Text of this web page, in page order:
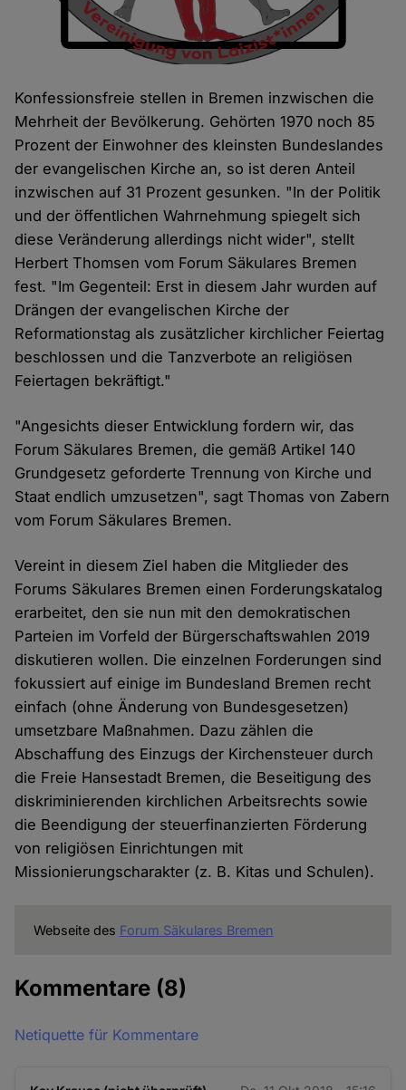
Konfessionsfreie stellen in Bremen inzwischen die
Mehrheit der Bevölkerung. Gehörten 1970 noch 85
Prozent der Einwohner des kleinsten Bundeslandes
der evangelischen Kirche an, so ist deren Anteil
inzwischen auf 31 Prozent gesunken. "In der Politik
und der öffentlichen Wahrnehmung spiegelt sich
diese Veränderung allerdings nicht wider", stellt
Herbert Thomsen vom Forum Säkulares Bremen
fest. "Im Gegenteil: Erst in diesem Jahr wurden auf
Drängen der evangelischen Kirche der
Reformationstag als zusätzlicher kirchlicher Feiertag
beschlossen und die Tanzverbote an religiösen
Feiertagen bekräftigt."
"Angesichts dieser Entwicklung fordern wir, das
Forum Säkulares Bremen, die gemäß Artikel 140
Grundgesetz geforderte Trennung von Kirche und
Staat endlich umzusetzen", sagt Thomas von Zabern
vom Forum Säkulares Bremen.
Vereint in diesem Ziel haben die Mitglieder des
Forums Säkulares Bremen einen Forderungskatalog
erarbeitet, den sie nun mit den demokratischen
Parteien im Vorfeld der Bürgerschaftswahlen 2019
diskutieren wollen. Die einzelnen Forderungen sind
fokussiert auf einige im Bundesland Bremen recht
einfach (ohne Änderung von Bundesgesetzen)
umsetzbare Maßnahmen. Dazu zählen die
Abschaffung des Einzugs der Kirchensteuer durch
die Freie Hansestadt Bremen, die Beseitigung des
diskriminierenden kirchlichen Arbeitsrechts sowie
die Beendigung der steuerfinanzierten Förderung
von religiösen Einrichtungen mit
Missionierungscharakter (z. B. Kitas und Schulen).
Webseite des Forum Säkulares Bremen
Kommentare (8)
Netiquette für Kommentare